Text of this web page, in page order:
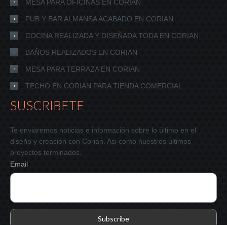
MESA PARA OFICINAS EN CORIAN
PUB Y BAR ALMANSA ACABADO EN CORIAN
COCINA REALIZADA Y DISEÑADA TODA EN CORIAN
BAÑOS REALIZADOS EN CORIAN
MESA PARA TERRAZA EN CORIAN
TECHO EN CORIAN PARA TIENDA COMERCIAL
SUSCRIBETE
Te enviaremos noticias e información sobre lo último en el
diseño y creación con Corian. Asi como nuestros últimos
proyectos terminados.
Email